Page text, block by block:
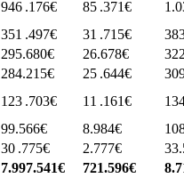
946 .176€ 85 .371€
351 .497€ 31 .715€
295.680€ 26.678€
284.215€ 25 .644€
123 .703€ 11 .161€
99.566€ 8.984€
30 .775€ 2.777€
7.997.541€ 721.596€